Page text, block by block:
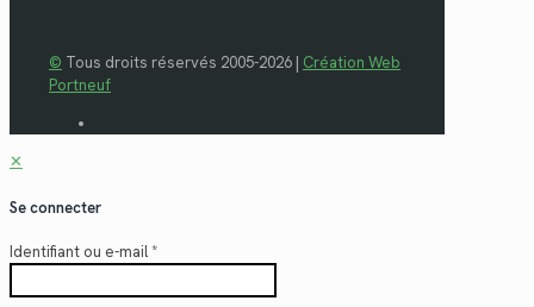
© Tous droits réservés 2005-2026 | Création Web
Portneuf
✕
Se connecter
Identifiant ou e-mail*